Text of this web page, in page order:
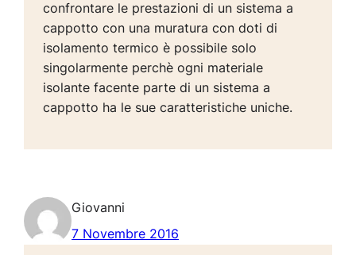
confrontare le prestazioni di un sistema a
cappotto con una muratura con doti di
isolamento termico è possibile solo
singolarmente perchè ogni materiale
isolante facente parte di un sistema a
cappotto ha le sue caratteristiche uniche.
Giovanni
7 Novembre 2016